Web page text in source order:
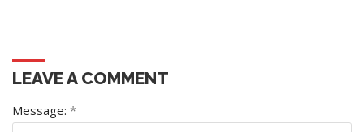
LEAVE A COMMENT
Message: *